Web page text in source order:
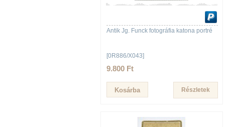
Antik Jg. Funck fotográfia katona portré
[0R886/X043]
9.800 Ft
Részletek